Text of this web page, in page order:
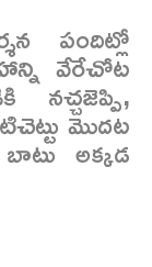
పందిట్లో
వేరేచోట
నచ్చజెప్పి,
మొదట
బాటు అక్కడ